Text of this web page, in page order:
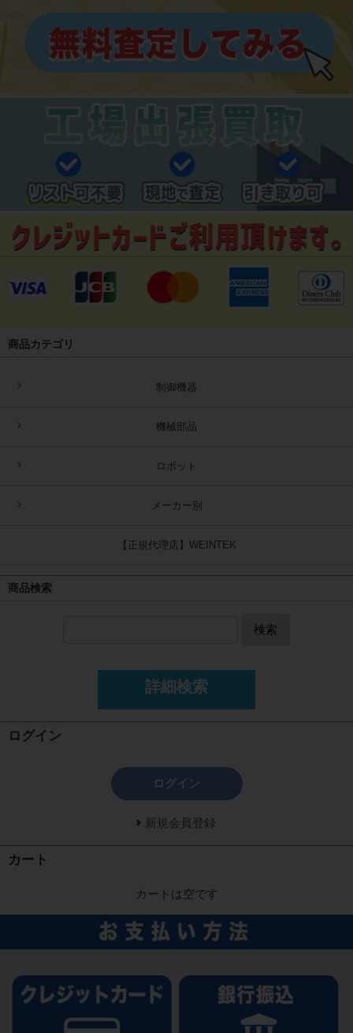
商品カテゴリ
制御機器
機械部品
ロボット
メーカー別
【正規代理店】WEINTEK
商品検索
検索
詳細検索
ログイン
ログイン
新規会員登録
カート
カートは空です